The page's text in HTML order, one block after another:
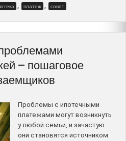
, платеж , совет
– пошаговое
Проблемы с ипотечными
платежами могут возникнуть
у любой семьи, и зачастую
они становятся источником